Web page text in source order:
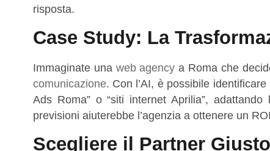
risposta.
Case Study: La
Immaginate una web agency a Roma che
comunicazione. Con l’AI, è possibile
Ads Roma” o “siti internet Aprilia”,
previsioni aiuterebbe l’agenzia a ottenere un
Scegliere il Partner